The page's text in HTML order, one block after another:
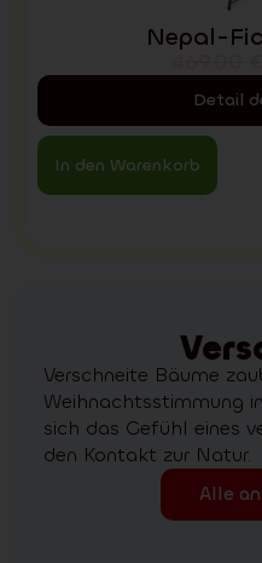
Nepal-
Detail
In den Warenkorb
Verschneite Bäume
Weihnachtsstimmung
sich das Gefühl eines
den Kontakt zur Natur.
Alle